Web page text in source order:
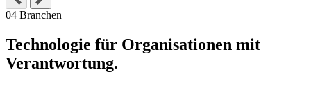
04 Branchen
Technologie für Organisationen mit
Verantwortung.